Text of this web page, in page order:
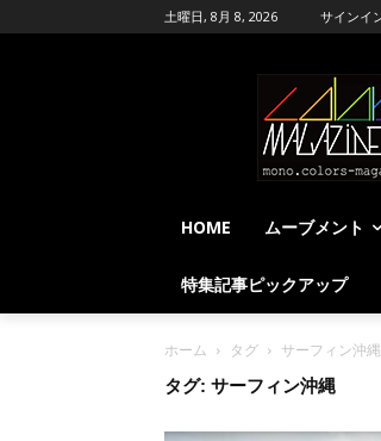
土曜日, 8月 8, 2026 サインイ
HOME ムーブメント
特集記事ピックアップ
ホーム タグ
サーフィン沖縄
タグ: サーフィン沖縄